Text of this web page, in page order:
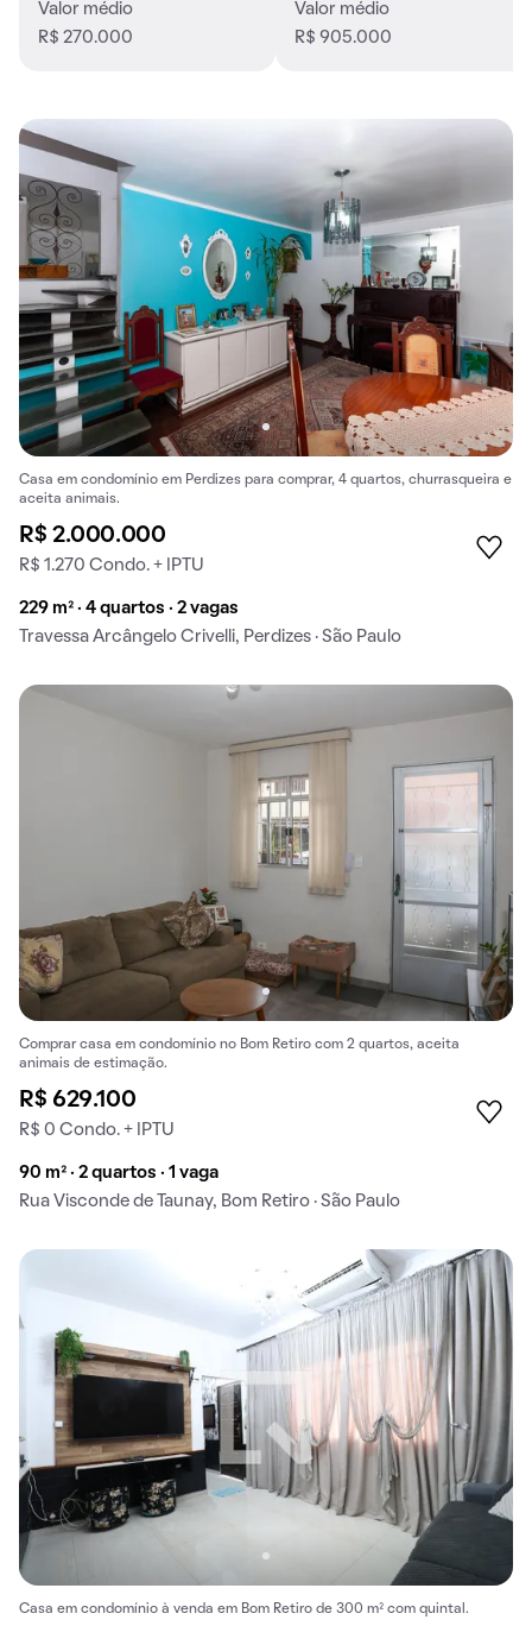
Valor médio
R$ 270.000
Valor médio
R$ 905.000
Casa em condomínio em Perdizes para comprar, 4 quartos, churrasqueira e
aceita animais.
R$ 2.000.000
R$ 1.270 Condo. + IPTU
229 m² · 4 quartos · 2 vagas
Travessa Arcângelo Crivelli, Perdizes · São Paulo
Comprar casa em condomínio no Bom Retiro com 2 quartos, aceita
animais de estimação.
R$ 629.100
R$ 0 Condo. + IPTU
90 m² · 2 quartos · 1 vaga
Rua Visconde de Taunay, Bom Retiro · São Paulo
Casa em condomínio à venda em Bom Retiro de 300 m² com quintal.